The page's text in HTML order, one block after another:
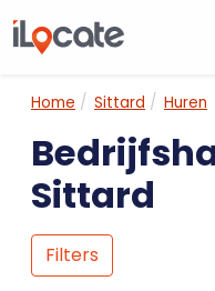
Home Sittard Huren
Sittard
Filters